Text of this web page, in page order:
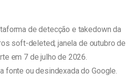
de detecção e takedown da
soft-deleted; janela de outubro de
em 7 de julho de 2026.
fonte ou desindexada do Google.